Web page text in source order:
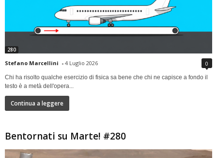
280
Stefano Marcellini - 4 Luglio 2026 0
Chi ha risolto qualche esercizio di fisica sa bene che chi ne capisce a fondo il
testo è a metà dell'opera...
Continua a leggere
Bentornati su Marte! #280